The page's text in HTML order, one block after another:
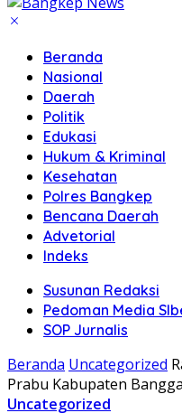
Beranda
Nasional
Daerah
Politik
Edukasi
Hukum & Kriminal
Kesehatan
Polres Bangkep
Bencana Daerah
Advetorial
Indeks
Susunan Redaksi
Pedoman Media
SOP Jurnalis
Beranda Uncategorized
Prabu Kabupaten
Uncategorized